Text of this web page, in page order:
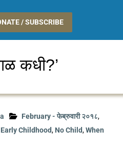
/ SUBSCRIBE
कधी?’
February - फेब्रुवारी २०१८,
Early Childhood, No Child,When